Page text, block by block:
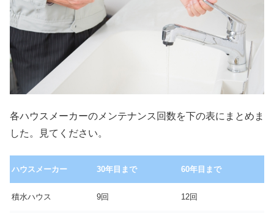
各ハウスメーカーのメンテナンス回数を下の表にまとめま
した。見てください。
ハウスメーカー 30年目まで 60年目まで
積水ハウス 9回 12回